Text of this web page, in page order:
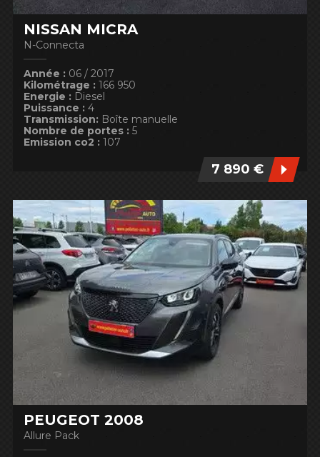
NISSAN MICRA
N-Connecta
Année :06 / 2017
Kilométrage :166 950
Energie :Diesel
Puissance :4
Transmission:Boîte manuelle
Nombre de portes :5
Emission co2 :107
7 890 €
PEUGEOT 2008
Allure Pack